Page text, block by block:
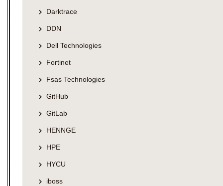
Darktrace
DDN
Dell Technologies
Fortinet
Fsas Technologies
GitHub
GitLab
HENNGE
HPE
HYCU
iboss